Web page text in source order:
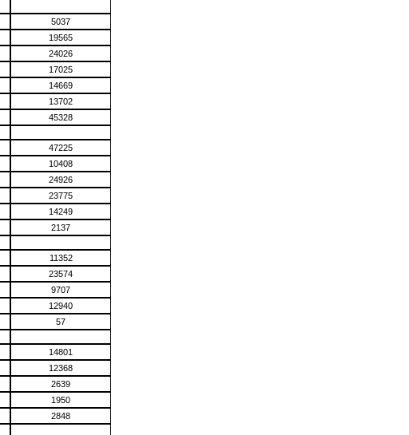
5037
19565
24026
17025
14669
13702
45328
47225
10408
24926
23775
14249
2137
11352
23574
9707
12940
57
14801
12368
2639
1950
2848